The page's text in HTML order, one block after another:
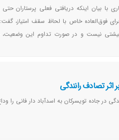
با بیان اینکه دریافتی فعلی پرستاران
معیشتی نیست و در صورت تداوم این وضعیت،
اثر تصادف رانندگی
در جاده تویسرکان به اسدآباد دار فانی را